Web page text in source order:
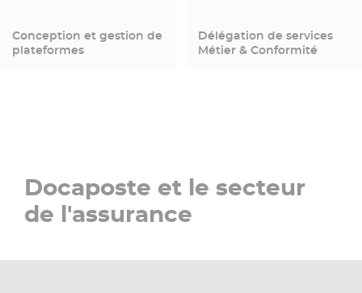
Conception et gestion de
plateformes
Délégation de services
Métier & Conformité
Docaposte et le secteur
de l'assurance​